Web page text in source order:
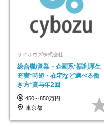
サイボウズ株式会社
総合職/営業・企画系*福利厚生
充実*時短・在宅など選べる働
き方*賞与年2回
450～850万円
東京都